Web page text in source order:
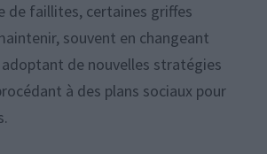
de faillites, certaines griffes
souvent en changeant
adoptant de nouvelles stratégies
à des plans sociaux pour